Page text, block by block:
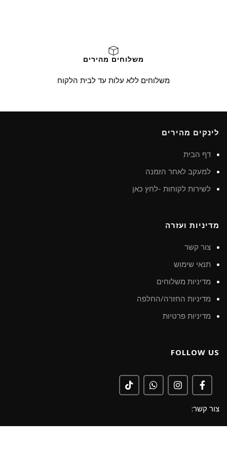
משלוחים מהירים
משלוחים ללא עלות עד לבית הלקוח
לינקים מהירים
דף הבית
למעקב לאחר הזמנה
לשירות לקוחות -לחץ כאן
מדיניות ועזרה
צור קשר
תנאי שימוש
מדיניות משלוחים
מדיניות החזרה/החלפה
מדיניות פרטיות
FOLLOW US
צור קשר: